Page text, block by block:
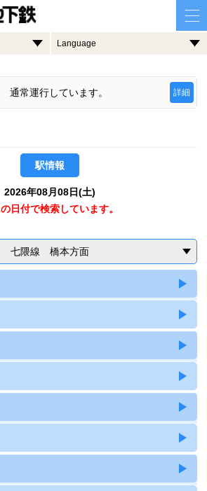
Language
通常運行しています。 詳細
駅情報
2026年08月08日(土)
日付で検索しています。
七隈線 橋本方面